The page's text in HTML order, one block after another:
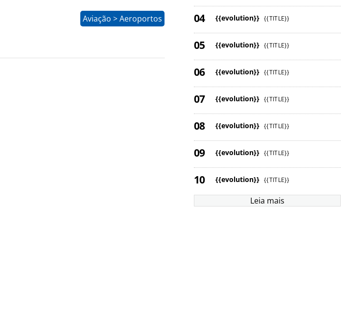
Aviação > Aeroportos {{evolution}} {{TITLE}}
{{evolution}} {{TITLE}}
{{evolution}} {{TITLE}}
{{evolution}} {{TITLE}}
{{evolution}} {{TITLE}}
{{evolution}} {{TITLE}}
{{evolution}} {{TITLE}}
Leia mais